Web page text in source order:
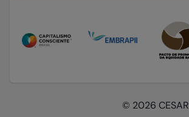
© 2026 CESAR